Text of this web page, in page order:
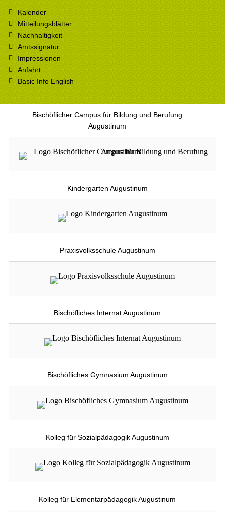
Kalender
Mitteilungsblätter
Nachhaltigkeit
Amtssignatur
Impressionen
Anfahrt
Basic Info English
Bischöflicher Campus für Bildung und Berufung
Augustinum
Kindergarten Augustinum
Praxisvolksschule Augustinum
Bischöfliches Internat Augustinum
Bischöfliches Gymnasium Augustinum
Kolleg für Sozialpädagogik Augustinum
Kolleg für Elementarpädagogik Augustinum